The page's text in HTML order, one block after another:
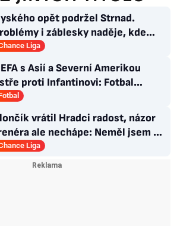
opět podržel Strnad.
i záblesky naděje, kde
pozitiva?
Liga
s Asií a Severní Amerikou
proti Infantinovi: Fotbal
žádnému jednotlivci
vrátil Hradci radost, názor
ale nechápe: Neměl jsem o
strach
Liga